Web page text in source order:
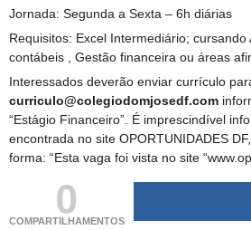
Jornada: Segunda a Sexta – 6h diárias
Requisitos: Excel Intermediário;
contábeis , Gestão financeira ou áreas
Interessados deverão enviar currículo
curriculo@colegiodomjosedf.com
“Estágio Financeiro”. É imprescindível
encontrada no site OPORTUNIDADES
forma: “Esta vaga foi vista no site
0
COMPARTILHAMENTOS